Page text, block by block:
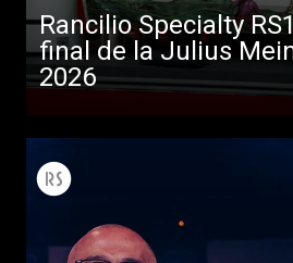
Rancilio Specialty
final de la Julius
2026